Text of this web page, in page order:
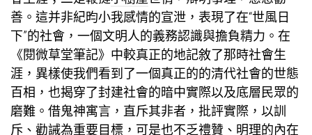
善。這并非紀昀小我感情的宣泄，表現了在“世風日
下”的社會，一個文明人的義務認識與擔負精力。在
《閱微草堂筆記》中較真正的地記敘了那時社會生
涯，異樣使我們看到了一個真正的的清代社會的世態
百相，也揭穿了封建社會的暗中實際以及底層民眾的
磨難。借鬼神寓言，直斥其非者，批評實際，以訓
斥、勸誡為重要目標，可是也不乏禮贊、明理的內在